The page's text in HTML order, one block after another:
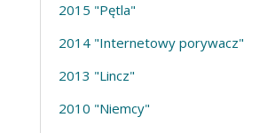
2015 "Pętla"
2014 "Internetowy porywacz"
2013 "Lincz"
2010 "Niemcy"